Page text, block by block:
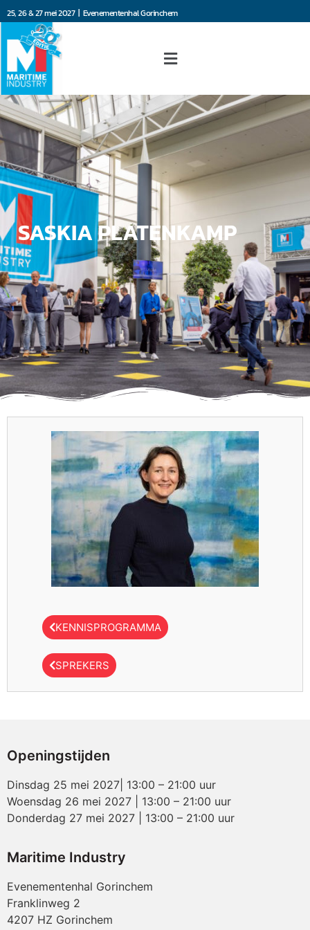
25, 26 & 27 mei 2027 | Evenementenhal Gorinchem
SASKIA PLATENKAMP
KENNISPROGRAMMA
SPREKERS
Openingstijden
Dinsdag 25 mei 2027| 13:00 – 21:00 uur
Woensdag 26 mei 2027 | 13:00 – 21:00 uur
Donderdag 27 mei 2027 | 13:00 – 21:00 uur
Maritime Industry
Evenementenhal Gorinchem
Franklinweg 2
4207 HZ Gorinchem